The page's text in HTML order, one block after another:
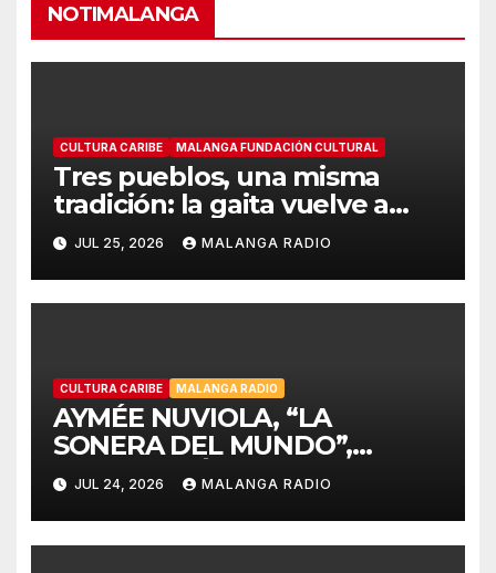
NOTIMALANGA
CULTURA CARIBE MALANGA FUNDACIÓN CULTURAL
Tres pueblos, una misma
tradición: la gaita vuelve a
encontrarse en Cartagena
JUL 25, 2026 MALANGA RADIO
CULTURA CARIBE MALANGA RADIO
AYMÉE NUVIOLA, “LA
SONERA DEL MUNDO”,
CELEBRARÁ LA HISPANIDAD
2026 DESDE LA
EMBLEMÁTICA PUERTA DEL
SOL DE MADRID
JUL 24, 2026 MALANGA RADIO